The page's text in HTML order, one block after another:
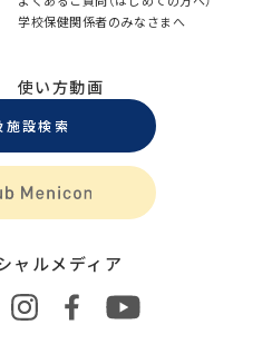
学校保健関係者のみなさまへ
使い方動画
施設検索
ャルメディア